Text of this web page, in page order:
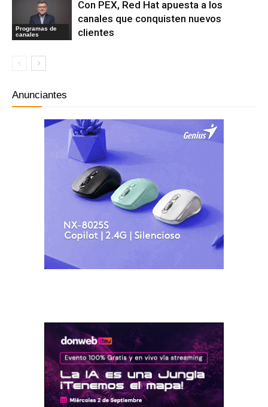
Programas de
canales
Con PEX, Red Hat apuesta a los
canales que conquisten nuevos
clientes
Anunciantes